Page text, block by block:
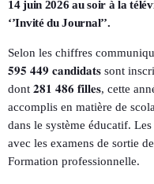
14 juin 2026 au soir à la
‘’Invité du Journal’’.
Selon les chiffres
𝟓𝟗𝟓 𝟒𝟒𝟗 𝐜𝐚𝐧𝐝𝐢𝐝𝐚𝐭𝐬 sont
dont 𝟐𝟖𝟏 𝟒𝟖𝟔 𝐟𝐢𝐥𝐥𝐞𝐬, cette
accomplis en matière de
dans le système éducatif.
avec les examens de sortie
Formation professionnelle.